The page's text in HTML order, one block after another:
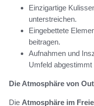
Einzigartige
unterstreichen.
Eingebettete
beitragen.
Aufnahmen und
Umfeld abgestimmt
Die Atmosphäre von
Die Atmosphäre im